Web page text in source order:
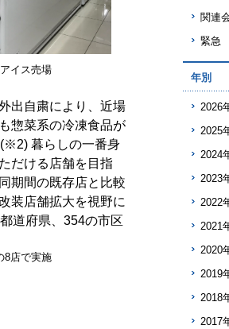
イス売場
出自粛により、近場
惣菜系の冷凍食品が
暮らしの一番身
だける店舗を目指
期間の既存店と比較
装店舗拡大を視野に
道府県、354の市区
店で実施
関連
緊急
年別
2026
2025
2024
2023
2022
2021
2020
2019
2018
2017